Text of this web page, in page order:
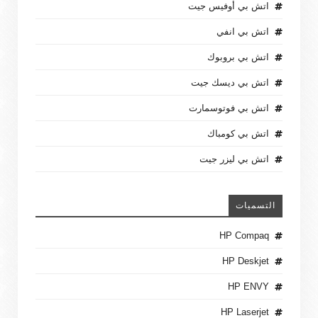
اتش بي أوفيس جيت
اتش بي انفي
اتش بي بروبوك
اتش بي ديسك جيت
اتش بي فوتوسمارت
اتش بي كومباك
اتش بي ليزر جيت
التسميات
HP Compaq
HP Deskjet
HP ENVY
HP Laserjet